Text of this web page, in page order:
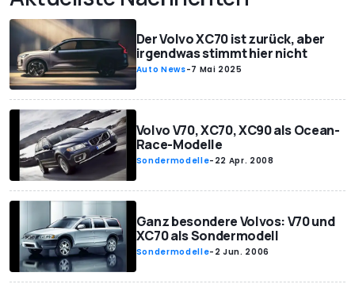
Der Volvo XC70 ist zurück, aber
irgendwas stimmt hier nicht
Auto News-7 Mai 2025
Volvo V70, XC70, XC90 als Ocean-
Race-Modelle
Sondermodelle- 22 Apr. 2008
Ganz besondere Volvos: V70 und
XC70 als Sondermodell
Sondermodelle- 2 Jun. 2006